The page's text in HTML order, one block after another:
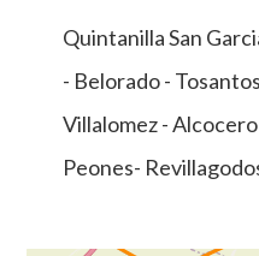
Quintanilla San
- Belorado -
Villalomez -
Peones-